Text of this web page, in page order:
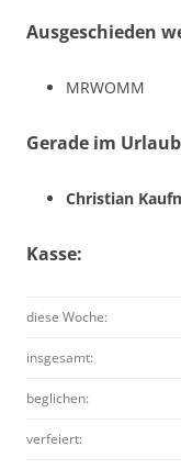
Ausgeschieden
MRWOMM
Gerade im
Christian
Kasse:
diese Woche:
insgesamt:
beglichen:
verfeiert: